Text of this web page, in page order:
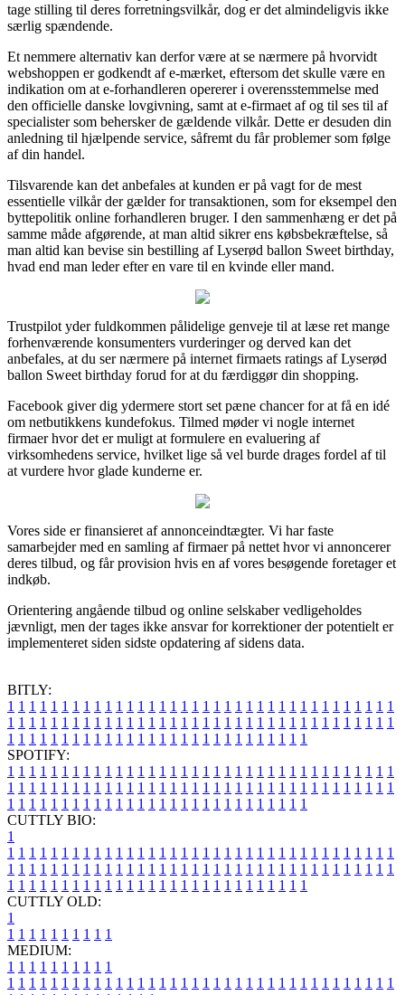
tage stilling til deres forretningsvilkår, dog er det almindeligvis ikke
særlig spændende.
Et nemmere alternativ kan derfor være at se nærmere på hvorvidt
webshoppen er godkendt af e-mærket, eftersom det skulle være en
indikation om at e-forhandleren opererer i overensstemmelse med
den officielle danske lovgivning, samt at e-firmaet af og til ses til af
specialister som behersker de gældende vilkår. Dette er desuden din
anledning til hjælpende service, såfremt du får problemer som følge
af din handel.
Tilsvarende kan det anbefales at kunden er på vagt for de mest
essentielle vilkår der gælder for transaktionen, som for eksempel den
byttepolitik online forhandleren bruger. I den sammenhæng er det på
samme måde afgørende, at man altid sikrer ens købsbekræftelse, så
man altid kan bevise sin bestilling af Lyserød ballon Sweet birthday,
hvad end man leder efter en vare til en kvinde eller mand.
Trustpilot yder fuldkommen pålidelige genveje til at læse ret mange
forhenværende konsumenters vurderinger og derved kan det
anbefales, at du ser nærmere på internet firmaets ratings af Lyserød
ballon Sweet birthday forud for at du færdiggør din shopping.
Facebook giver dig ydermere stort set pæne chancer for at få en idé
om netbutikkens kundefokus. Tilmed møder vi nogle internet
firmaer hvor det er muligt at formulere en evaluering af
virksomhedens service, hvilket lige så vel burde drages fordel af til
at vurdere hvor glade kunderne er.
Vores side er finansieret af annonceindtægter. Vi har faste
samarbejder med en samling af firmaer på nettet hvor vi annoncerer
deres tilbud, og får provision hvis en af vores besøgende foretager et
indkøb.
Orientering angående tilbud og online selskaber vedligeholdes
jævnligt, men der tages ikke ansvar for korrektioner der potentielt er
implementeret siden sidste opdatering af sidens data.
BITLY:
1 1 1 1 1 1 1 1 1 1 1 1 1 1 1 1 1 1 1 1 1 1 1 1 1 1 1 1 1 1 1 1 1 1 1 1
1 1 1 1 1 1 1 1 1 1 1 1 1 1 1 1 1 1 1 1 1 1 1 1 1 1 1 1 1 1 1 1 1 1 1 1
1 1 1 1 1 1 1 1 1 1 1 1 1 1 1 1 1 1 1 1 1 1 1 1 1 1 1 1
SPOTIFY:
1 1 1 1 1 1 1 1 1 1 1 1 1 1 1 1 1 1 1 1 1 1 1 1 1 1 1 1 1 1 1 1 1 1 1 1
1 1 1 1 1 1 1 1 1 1 1 1 1 1 1 1 1 1 1 1 1 1 1 1 1 1 1 1 1 1 1 1 1 1 1 1
1 1 1 1 1 1 1 1 1 1 1 1 1 1 1 1 1 1 1 1 1 1 1 1 1 1 1 1
CUTTLY BIO:
1
1 1 1 1 1 1 1 1 1 1 1 1 1 1 1 1 1 1 1 1 1 1 1 1 1 1 1 1 1 1 1 1 1 1 1 1
1 1 1 1 1 1 1 1 1 1 1 1 1 1 1 1 1 1 1 1 1 1 1 1 1 1 1 1 1 1 1 1 1 1 1 1
1 1 1 1 1 1 1 1 1 1 1 1 1 1 1 1 1 1 1 1 1 1 1 1 1 1 1 1
CUTTLY OLD:
1
1 1 1 1 1 1 1 1 1 1
MEDIUM:
1 1 1 1 1 1 1 1 1 1
1 1 1 1 1 1 1 1 1 1 1 1 1 1 1 1 1 1 1 1 1 1 1 1 1 1 1 1 1 1 1 1 1 1 1 1